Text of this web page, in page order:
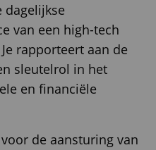
van een high-tech
rapporteert aan de
sleutelrol in het
en financiële
de aansturing van